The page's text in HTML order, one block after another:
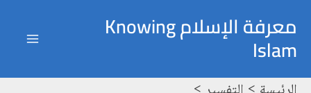
إلى
المحتوى
معرفة الإسلام Knowing
Islam
navigation